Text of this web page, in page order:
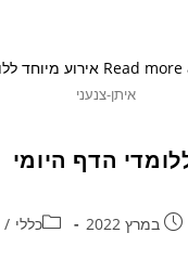
איתן-צנעני
הדף היומי
כללי /